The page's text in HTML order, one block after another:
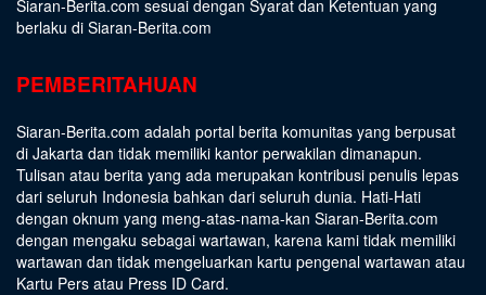
Siaran-Berita.com sesuai dengan Syarat dan Ketentuan yang
berlaku di Siaran-Berita.com
PEMBERITAHUAN
Siaran-Berita.com adalah portal berita komunitas yang berpusat
di Jakarta dan tidak memiliki kantor perwakilan dimanapun.
Tulisan atau berita yang ada merupakan kontribusi penulis lepas
dari seluruh Indonesia bahkan dari seluruh dunia. Hati-Hati
dengan oknum yang meng-atas-nama-kan Siaran-Berita.com
dengan mengaku sebagai wartawan, karena kami tidak memiliki
wartawan dan tidak mengeluarkan kartu pengenal wartawan atau
Kartu Pers atau Press ID Card.